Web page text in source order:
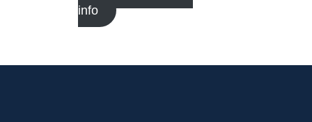
info